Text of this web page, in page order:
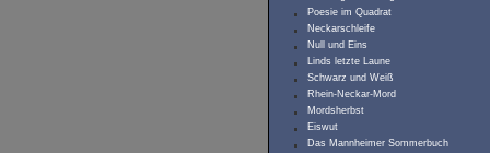
Poesie im Quadrat
Neckarschleife
Null und Eins
Linds letzte Laune
Schwarz und Weiß
Rhein-Neckar-Mord
Mordsherbst
Eiswut
Das Mannheimer Sommerbuch